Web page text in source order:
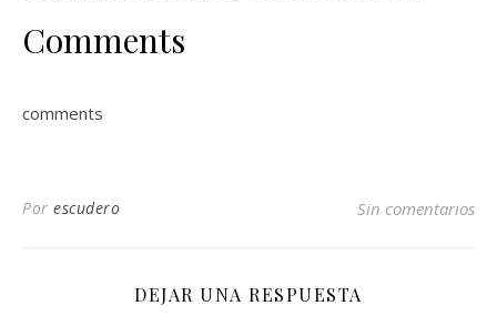
Comments
comments
Por escudero Sin comentarios
DEJAR UNA RESPUESTA